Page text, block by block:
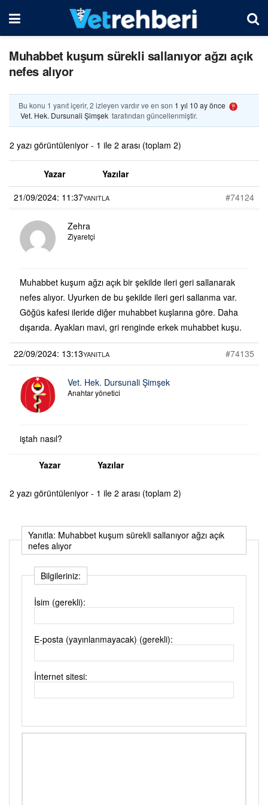
Muhabbet kuşum sürekli sallanıyor ağzı açık
nefes alıyor
Bu konu 1 yanıt içerir, 2 izleyen vardır ve en son 1 yıl 10 ay önce
Vet. Hek. Dursunali Şimşek tarafından güncellenmiştir.
2 yazı görüntüleniyor - 1 ile 2 arası (toplam 2)
Yazar
Yazılar
21/09/2024: 11:37
#74124
YANITLA
Zehra
Ziyaretçi
Muhabbet kuşum ağzı açık bir şekilde ileri geri sallanarak
nefes alıyor. Uyurken de bu şekilde ileri geri sallanma var.
Göğüs kafesi ileride diğer muhabbet kuşlarına göre. Daha
dışarıda. Ayakları mavi, gri renginde erkek muhabbet kuşu.
22/09/2024: 13:13 #74135
YANITLA
Vet. Hek. Dursunali Şimşek
Anahtar yönetici
iştah nasıl?
Yazar Yazılar
2 yazı görüntüleniyor - 1 ile 2 arası (toplam 2)
Yanıtla: Muhabbet kuşum sürekli sallanıyor ağzı açık
nefes alıyor
Bilgileriniz:
İsim (gerekli):
E-posta (yayınlanmayacak) (gerekli):
İnternet sitesi: